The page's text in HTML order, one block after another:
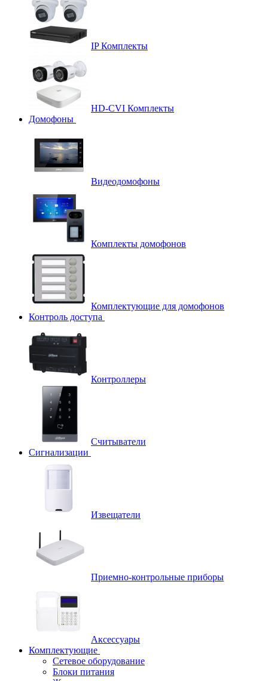
IP Комплекты
HD-CVI Комплекты
Домофоны
Видеодомофоны
Комплекты домофонов
Комплектующие для домофонов
Контроль доступа
Контроллеры
Считыватели
Сигнализации
Извещатели
Приемно-контрольные приборы
Аксессуары
Комплектующие
Сетевое оборудование
Блоки питания